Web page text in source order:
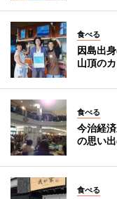
食べる
因島出
山頂の
食べる
今治経
の思い
食べる